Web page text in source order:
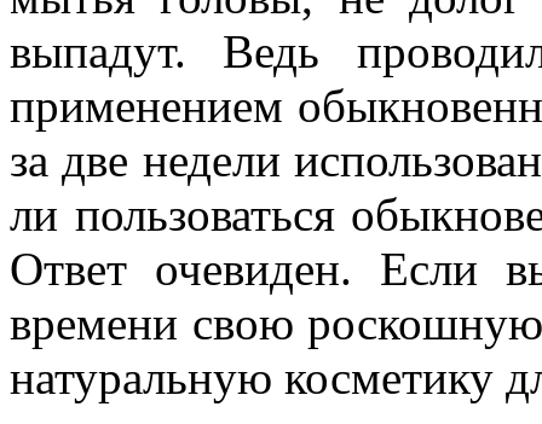
выпадут. Ведь
применением
за две недели
ли пользоваться
Ответ очевиден. Если
времени свою роскошную
натуральную косметику